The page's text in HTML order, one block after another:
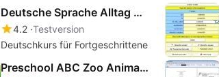
Deutsche Sprache Alltag und Beruf A2
4.2 Testversion
Deutschkurs für Fortgeschrittene
Preschool ABC Zoo Animal Connect the Dot Puzzles